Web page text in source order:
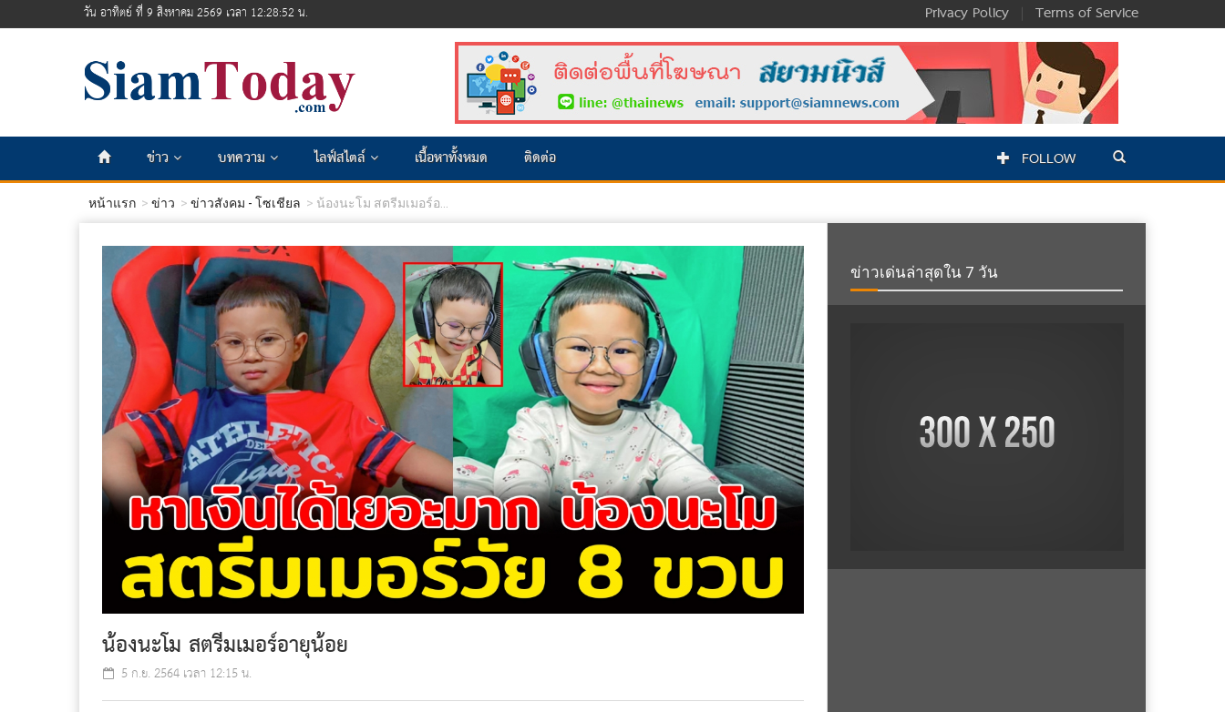
วัน อาทิตย์ ที่ 9 สิงหาคม 2569 เวลา 12:28:54 น. Privacy Policy | Terms of Service
ข่าว บทความ ไลฟ์สไตล์ เนื้อหาทั้งหมด ติดต่อ FOLLOW
หน้าแรก ข่าว ข่าวสังคม - โซเชียล น้องนะโม สตรีมเมอร์อ...
น้องนะโม สตรีมเมอร์อายุน้อย
5 ก.ย. 2564 เวลา 12:15 น.
ข่าวเด่นล่าสุดใน 7 วัน